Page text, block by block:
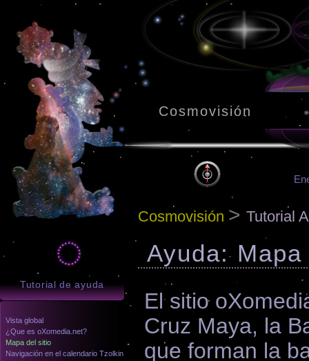
Cosmovisión
Tutorial de ayuda
Vista global
¿Que es oXomedia.net?
Mapa del sitio
Navigación en el calendario Tzolkin
Cosmovisión > Tutorial
Ayuda:
El sitio
Cruz Maya, la
que forman la